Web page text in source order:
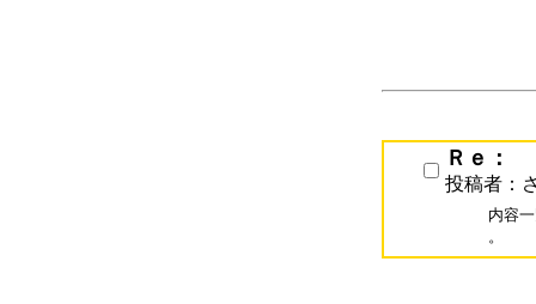
Ｒｅ：
投稿者：
内容
。